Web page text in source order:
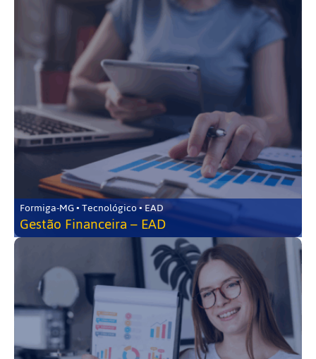
Formiga-MG • Tecnológico • EAD
Gestão Financeira – EAD